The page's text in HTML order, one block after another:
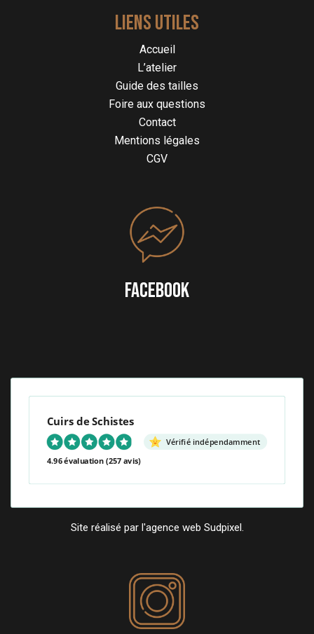
LIENS UTILES
Accueil
L’atelier
Guide des tailles
Foire aux questions
Contact
Mentions légales
CGV
FACEBOOK
Cuirs de Schistes
Vérifié indépendamment
4.96 évaluation (257 avis)
Site réalisé par l'agence web Sudpixel.